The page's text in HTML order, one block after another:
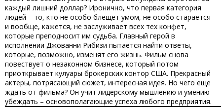
каждый лишний доллар? Иронично, что первая категория
людей – то, кто не особо блещет умом, не особо старается
и вообще, кажется, не заслуживает всех тех конфет,
которые преподносит им судьба. Главный герой в
исполнении Джованни Рибизи пытается найти ответы,
которые, возможно, изменят его жизнь. Фильм снова
повествует о незаконном бизнесе, который потом
приоткрывает кулуары брокерских контор США. Прекрасный
актеры, потрясающий сюжет, интересная идея. Но чего еще
ждать от фильма? Он учит лидерскому мышлению и умению
убеждать – основополагающие успеха любого предприятия.